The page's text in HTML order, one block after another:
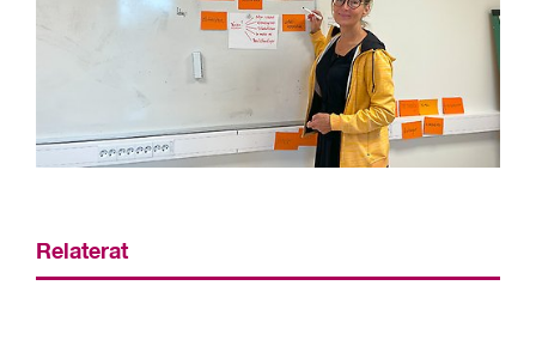
Relaterat